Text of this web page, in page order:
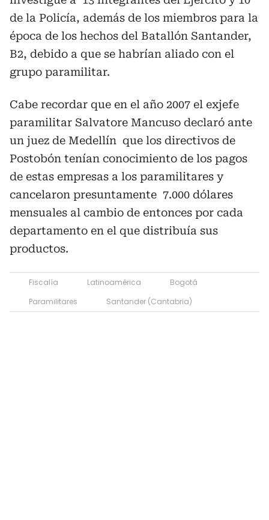
de la Policía, además de los miembros para la
época de los hechos del Batallón Santander,
B2, debido a que se habrían aliado con el
grupo paramilitar.
Cabe recordar que en el año 2007 el exjefe
paramilitar Salvatore Mancuso declaró ante
un juez de Medellín que los directivos de
Postobón tenían conocimiento de los pagos
de estas empresas a los paramilitares y
cancelaron presuntamente 7.000 dólares
mensuales al cambio de entonces por cada
departamento en el que distribuía sus
productos.
Fiscalía Latinoamérica
Bogotá
Paramilitares
Santander (Cantabria)